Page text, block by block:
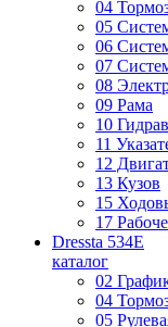
04
05
06
07
08
09 Рама
10
11
12
13 Кузов
15
17
Dressta 534E
каталог
02
04
05